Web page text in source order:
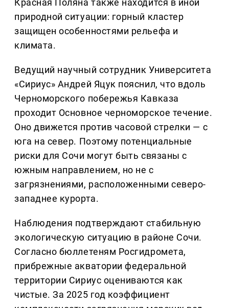
Красная Поляна также находится в иной
природной ситуации: горный кластер
защищен особенностями рельефа и
климата.
Ведущий научный сотрудник Университета
«Сириус» Андрей Яцук пояснил, что вдоль
Черноморского побережья Кавказа
проходит Основное черноморское течение.
Оно движется против часовой стрелки — с
юга на север. Поэтому потенциальные
риски для Сочи могут быть связаны с
южным направлением, но не с
загрязнениями, расположенными северо-
западнее курорта.
Наблюдения подтверждают стабильную
экологическую ситуацию в районе Сочи.
Согласно бюллетеням Росгидромета,
прибрежные акватории федеральной
территории Сириус оцениваются как
чистые. За 2025 год коэффициент